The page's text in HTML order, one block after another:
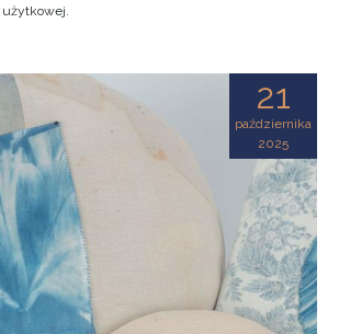
użytkowej.
21
października
2025